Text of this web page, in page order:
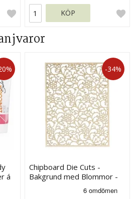
KÖP
á
-34%
Chipboard Die Cuts -
Bakgrund med Blommor -